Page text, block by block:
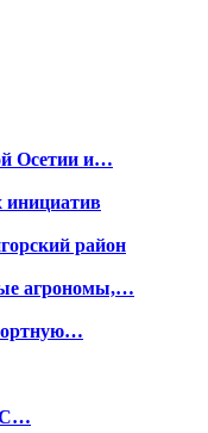
Осетии и…
инициатив
район
агрономы,…